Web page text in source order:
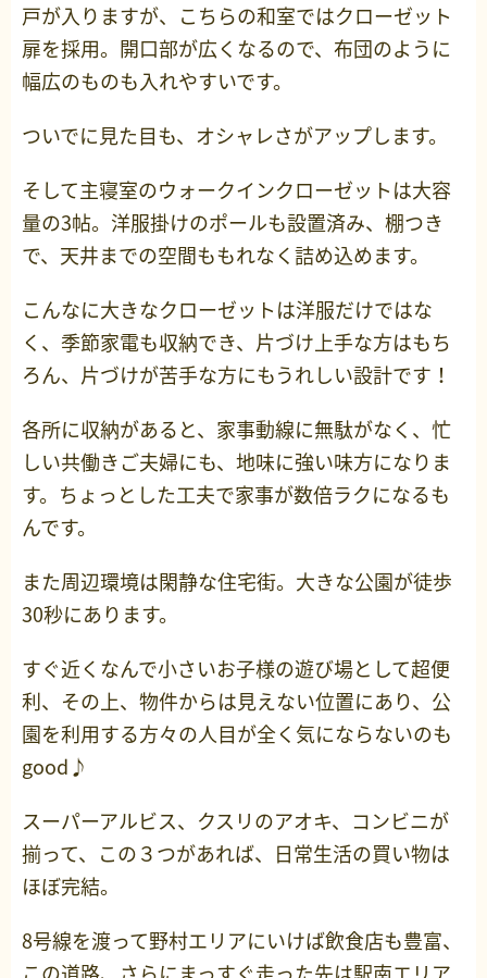
戸が入りますが、こちらの和室ではクローゼット
扉を採用。開口部が広くなるので、布団のように
幅広のものも入れやすいです。
ついでに見た目も、オシャレさがアップします。
そして主寝室のウォークインクローゼットは大容
量の3帖。洋服掛けのポールも設置済み、棚つき
で、天井までの空間ももれなく詰め込めます。
こんなに大きなクローゼットは洋服だけではな
く、季節家電も収納でき、片づけ上手な方はもち
ろん、片づけが苦手な方にもうれしい設計です！
各所に収納があると、家事動線に無駄がなく、忙
しい共働きご夫婦にも、地味に強い味方になりま
す。ちょっとした工夫で家事が数倍ラクになるも
んです。
また周辺環境は閑静な住宅街。大きな公園が徒歩
30秒にあります。
すぐ近くなんで小さいお子様の遊び場として超便
利、その上、物件からは見えない位置にあり、公
園を利用する方々の人目が全く気にならないのも
good♪
スーパーアルビス、クスリのアオキ、コンビニが
揃って、この３つがあれば、日常生活の買い物は
ほぼ完結。
8号線を渡って野村エリアにいけば飲食店も豊富、